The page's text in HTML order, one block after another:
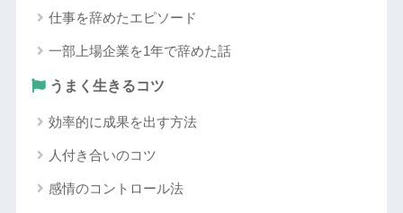
仕事を辞めたエピソード
一部上場企業を1年で辞めた話
うまく生きるコツ
効率的に成果を出す方法
人付き合いのコツ
感情のコントロール法